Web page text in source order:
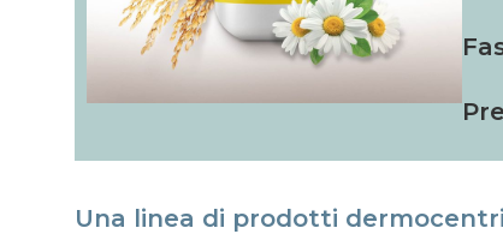
Una linea di prodotti